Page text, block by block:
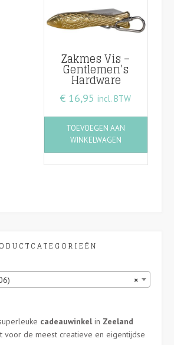
Zakmes Vis –
Gentlemen’s
Hardware
€ 16,95 incl. BTW
TOEVOEGEN AAN
WINKELWAGEN
×
cadeauwinkelin Zeeland
voor de meest creatieve en eigentijdse